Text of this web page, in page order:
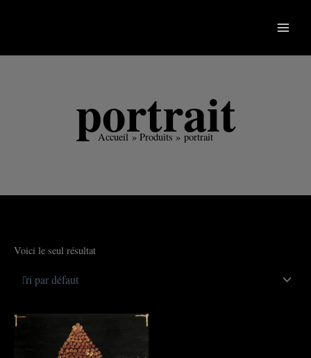
portrait
Accueil Produits portrait
Voici le seul résultat